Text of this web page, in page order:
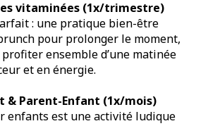
vitaminées (1x/trimestre)
: une pratique bien-être
pour prolonger le moment,
ensemble d’une matinée
et en énergie.
& Parent-Enfant (1x/mois)
enfants est une activité ludique